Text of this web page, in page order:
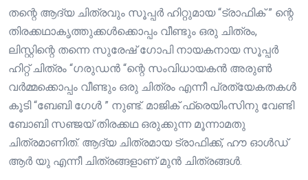
തന്റെ ആദ്യ ചിത്രവും സൂപ്പർ ഹിറ്റുമായ “ട്രാഫിക് ” ന്റെ
തിരക്കഥാകൃത്തുക്കൾക്കൊപ്പം വീണ്ടും ഒരു ചിത്രം,
ലിസ്റ്റിന്റെ തന്നെ സുരേഷ് ഗോപി നായകനായ സൂപ്പർ
ഹിറ്റ്‌ ചിത്രം “ഗരുഡൻ “ന്റെ സംവിധായകൻ അരുൺ
വർമ്മക്കൊപ്പം വീണ്ടും ഒരു ചിത്രം എന്നീ പ്രത്യേകതകൾ
കൂടി “ബേബി ഗേൾ ” നുണ്ട്. മാജിക് ഫ്രെയിംസിനു വേണ്ടി
ബോബി സഞ്ജയ് തിരക്കഥ ഒരുക്കുന്ന മൂന്നാമതു
ചിത്രമാണിത്. ആദ്യ ചിത്രമായ ട്രാഫിക്ക്, ഹൗ ഓൾഡ്
ആർ യു എന്നീ ചിത്രങ്ങളാണ് മുൻ ചിത്രങ്ങൾ.